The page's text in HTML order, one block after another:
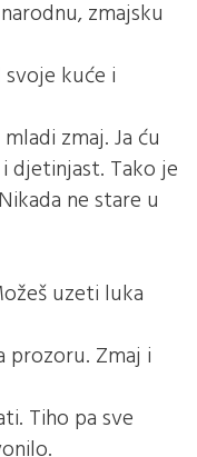
zmajsku
kuće i
zmaj. Ja ću
djetinjast. Tako je
ne stare u
uzeti luka
prozoru. Zmaj i
Tiho pa sve